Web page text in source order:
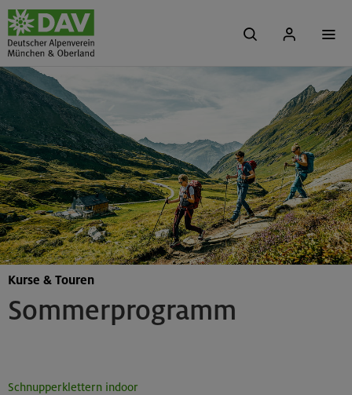
Sommerprogramm
Kurse & Touren
Schnupperklettern indoor